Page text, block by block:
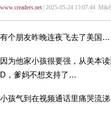
www.creaders.net| 2025-05-24 15:07:44 Miki
有个朋友昨晚连夜飞去了美国…
因为他家小孩很要强，从美本
D，爹妈不想支持了…
小孩气到在视频通话里痛哭流